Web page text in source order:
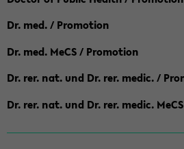
Dr. med. / Promotion
Dr. med. MeCS / Promotion
Dr. rer. nat. und Dr. rer. medic. /
Dr. rer. nat. und Dr. rer. medic.